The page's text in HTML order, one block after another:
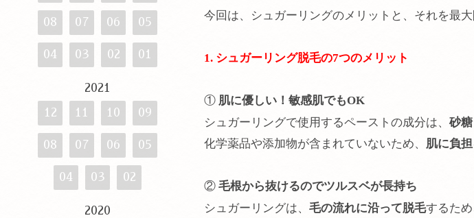
今回は、シュガーリングのメリットと、それを最
1. シュガーリング脱毛の7つのメリット
① 肌に優しい！敏感肌でもOK
シュガーリングで使用するペーストの成分は、 砂
化学薬品や添加物が含まれていないため、 肌に負
② 毛根から抜けるのでツルスベが長持ち
シュガーリングは、 毛の流れに沿って脱毛するた
08 07 06 05
04 03 02 01
2021
12
11 10 09
08 07 06 05
04 03 02
2020